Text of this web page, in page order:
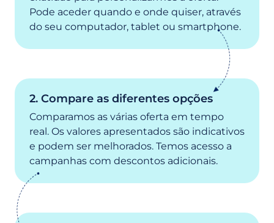
Pode aceder quando e onde quiser, através
do seu computador, tablet ou smartphone.
2. Compare as diferentes opções
Comparamos as várias oferta em tempo
real. Os valores apresentados são indicativos
e podem ser melhorados. Temos acesso a
campanhas com descontos adicionais.